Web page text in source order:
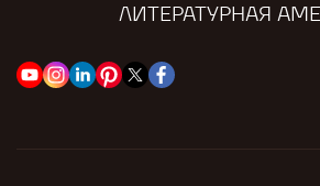
ЛИТЕРАТУРНАЯ